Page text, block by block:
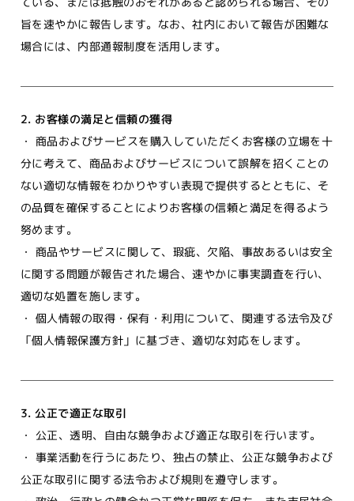
旨を速やかに報告します。なお、社内において報告が困難な
場合には、内部通報制度を活用します。
2. お客様の満足と信頼の獲得
・ 商品およびサービスを購入していただくお客様の立場を十
分に考えて、商品およびサービスについて誤解を招くことの
ない適切な情報をわかりやすい表現で提供するとともに、そ
の品質を確保することによりお客様の信頼と満足を得るよう
努めます。
・ 商品やサービスに関して、瑕疵、欠陥、事故あるいは安全
に関する問題が報告された場合、速やかに事実調査を行い、
適切な処置を施します。
・ 個人情報の取得・保有・利用について、関連する法令及び
「個人情報保護方針 」に基づき、適切な対応をします。
3. 公正で適正な取引
・ 公正、透明、自由な競争および適正な取引を行います。
・ 事業活動を行うにあたり、独占の禁止、公正な競争および
公正な取引に関する法令および規則を遵守します。